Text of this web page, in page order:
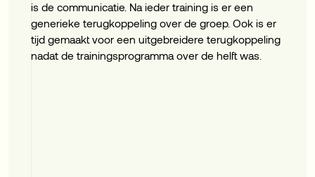
is de communicatie. Na ieder training is er een
generieke terugkoppeling over de groep. Ook is er
tijd gemaakt voor een uitgebreidere terugkoppeling
nadat de trainingsprogramma over de helft was.